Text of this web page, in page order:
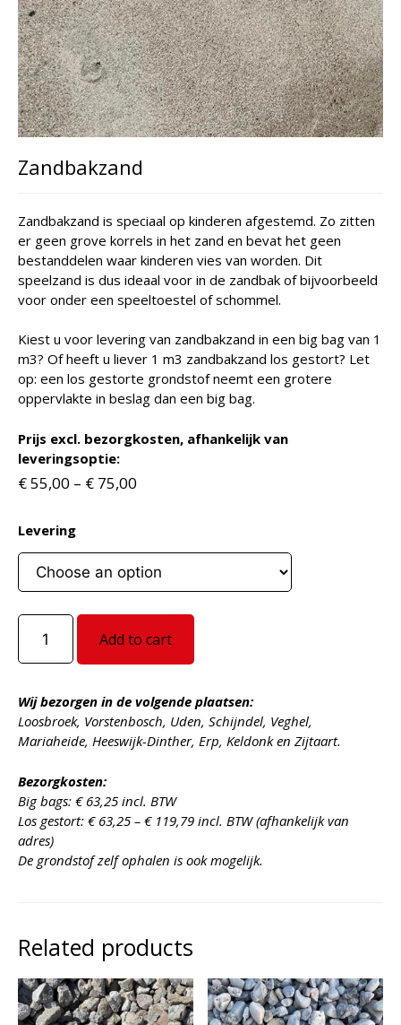
Zandbakzand
Zandbakzand is speciaal op kinderen afgestemd. Zo zitten
er geen grove korrels in het zand en bevat het geen
bestanddelen waar kinderen vies van worden. Dit
speelzand is dus ideaal voor in de zandbak of bijvoorbeeld
voor onder een speeltoestel of schommel.
Kiest u voor levering van zandbakzand in een big bag van 1
m3? Of heeft u liever 1 m3 zandbakzand los gestort? Let
op: een los gestorte grondstof neemt een grotere
oppervlakte in beslag dan een big bag.
Prijs excl. bezorgkosten, afhankelijk van
leveringsoptie:
€55,00 – € 75,00
Levering
Zandbakzand
quantity
Add to cart
Wij bezorgen in de volgende plaatsen:
Loosbroek, Vorstenbosch, Uden, Schijndel, Veghel,
Mariaheide, Heeswijk-Dinther, Erp, Keldonk en Zijtaart.
Bezorgkosten:
Big bags: € 63,25 incl. BTW
Los gestort: € 63,25 – € 119,79 incl. BTW (afhankelijk van
adres)
De grondstof zelf ophalen is ook mogelijk.
Related products